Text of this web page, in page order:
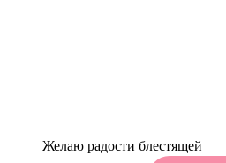
Желаю радости блестящей